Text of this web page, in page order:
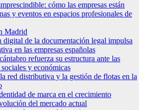
cómo las empresas están
y eventos en espacios profesionales de
Madrid
digital de la documentación legal impulsa
en las empresas españolas
refuerza su estructura ante las
y económicas
red distributiva y la gestión de flotas en la
de marca en el crecimiento
del mercado actual